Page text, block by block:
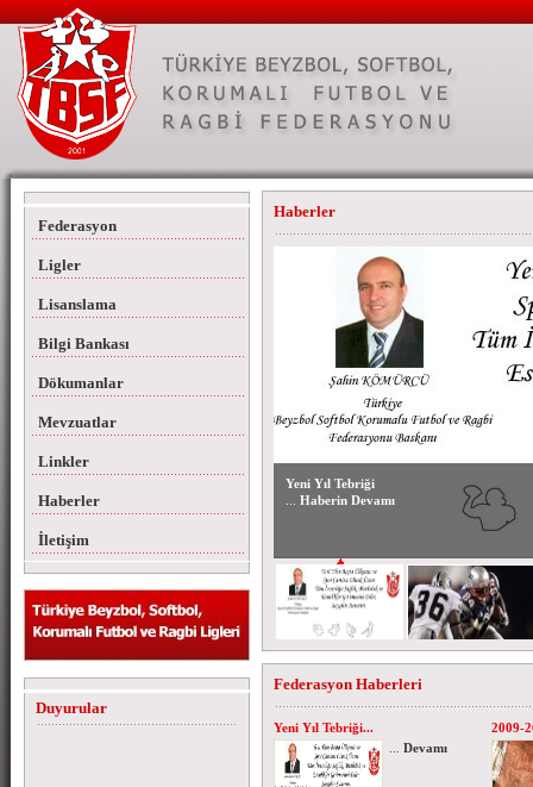
Federasyon
Ligler
Lisanslama
Bilgi Bankası
Dökumanlar
Mevzuatlar
Linkler
Haberler
İletişim
Duyurular
Haberler
Yeni Yıl Tebriği
Haberin Devamı
Federasyon Haberleri
Yeni Yıl Tebriği...
Devamı
2009-